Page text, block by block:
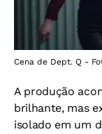
Cena de Dept. Q -
A produção
brilhante, mas
isolado em um